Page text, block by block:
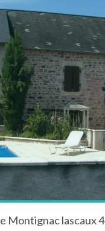
Montignac lascaux 4